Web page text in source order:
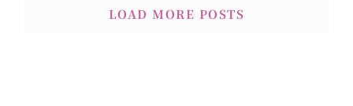
LOAD MORE POSTS